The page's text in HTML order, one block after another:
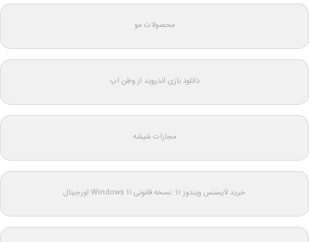
محصولات مو
دانلود بازی اندروید از وطن اپ
مجازات شیشه
خرید لایسنس ویندوز 11: نسخه قانونی Windows 11 اورجینال